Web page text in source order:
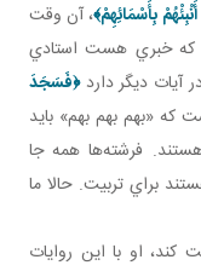
بِأَسْمَائِهِمْ﴾، آن وقت
که خبري هست استادي
ديگر دارد﴿فَسَجَدَ
که «بهم بهم بهم» بايد
فرشته‌ها همه جا
براي تربيت. حالا ما
کند، او با اين روايات